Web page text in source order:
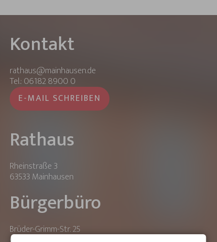
Kontakt
rathaus@mainhausen.de
Tel.: 06182 8900 0
E-MAIL SCHREIBEN
Rathaus
Rheinstraße 3
63533 Mainhausen
Bürgerbüro
Brüder-Grimm-Str. 25